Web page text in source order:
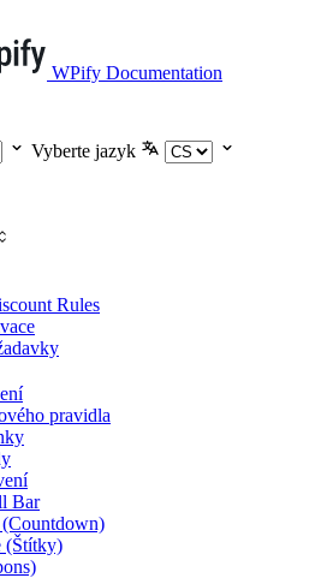
WPify Documentation
Vyberte jazyk
Rules
pravidla
Bar
(Štítky)